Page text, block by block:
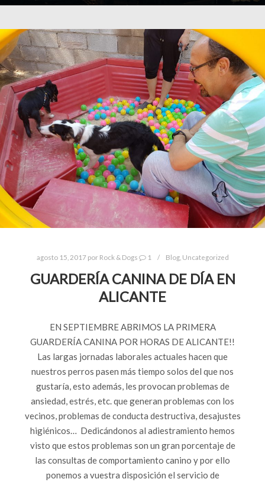
agosto 15, 2017por Rock & Dogs 1 Blog, Uncategorized
GUARDERÍA CANINA DE DÍA EN
ALICANTE
EN SEPTIEMBRE ABRIMOS LA PRIMERA
GUARDERÍA CANINA POR HORAS DE ALICANTE!!
Las largas jornadas laborales actuales hacen que
nuestros perros pasen más tiempo solos del que nos
gustaría, esto además, les provocan problemas de
ansiedad, estrés, etc. que generan problemas con los
vecinos, problemas de conducta destructiva, desajustes
higiénicos… Dedicándonos al adiestramiento hemos
visto que estos problemas son un gran porcentaje de
las consultas de comportamiento canino y por ello
ponemos a vuestra disposición el servicio de